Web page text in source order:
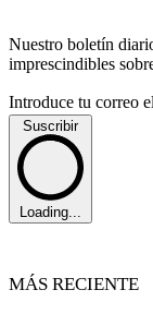
Nuestro boletín
imprescindibles
Introduce tu correo
Suscribir
Loading...
MÁS RECIENTE